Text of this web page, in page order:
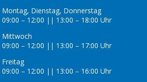
Montag, Dienstag, Donnerstag
09:00 – 12:00 || 13:00 – 18:00 Uhr
Mittwoch
09:00 – 12:00 || 13:00 – 17:00 Uhr
Freitag
09:00 – 12:00 || 13:00 – 16:00 Uhr